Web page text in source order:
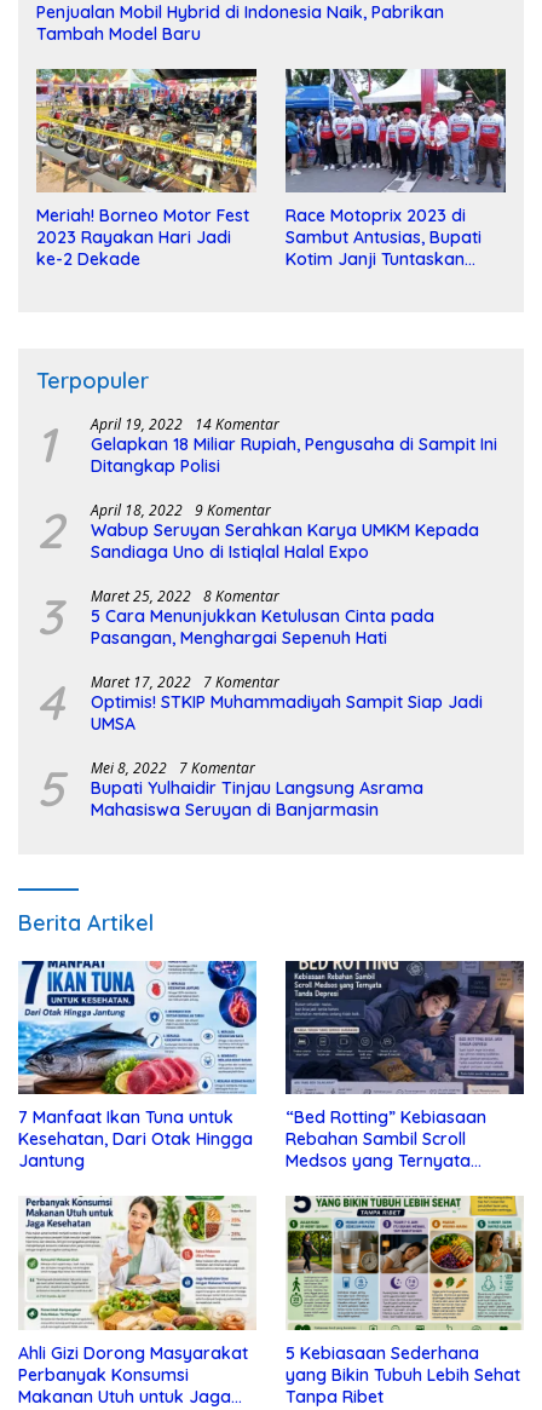
Penjualan Mobil Hybrid di Indonesia Naik, Pabrikan
Tambah Model Baru
Meriah! Borneo Motor Fest
2023 Rayakan Hari Jadi
ke-2 Dekade
Race Motoprix 2023 di
Sambut Antusias, Bupati
Kotim Janji Tuntaskan
Terpopuler
1 April 19, 2022 14 Komentar
Gelapkan 18 Miliar Rupiah, Pengusaha di Sampit Ini
Ditangkap Polisi
2 April 18, 2022 9 Komentar
Wabup Seruyan Serahkan Karya UMKM Kepada
Sandiaga Uno di Istiqlal Halal Expo
3 Maret 25, 2022 8 Komentar
5 Cara Menunjukkan Ketulusan Cinta pada
Pasangan, Menghargai Sepenuh Hati
4 Maret 17, 2022 7 Komentar
Optimis! STKIP Muhammadiyah Sampit Siap Jadi
UMSA
5 Mei 8, 2022 7 Komentar
Bupati Yulhaidir Tinjau Langsung Asrama
Mahasiswa Seruyan di Banjarmasin
Berita Artikel
7 Manfaat Ikan Tuna untuk
Kesehatan, Dari Otak Hingga
Jantung
“Bed Rotting” Kebiasaan
Rebahan Sambil Scroll
Medsos yang Ternyata
Ahli Gizi Dorong Masyarakat
Perbanyak Konsumsi
Makanan Utuh untuk Jaga
5 Kebiasaan Sederhana
yang Bikin Tubuh Lebih Sehat
Tanpa Ribet